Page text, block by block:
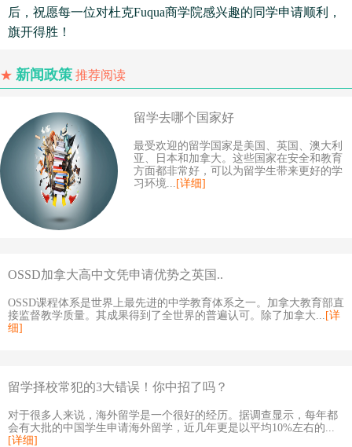
后，祝愿每一位对杜克Fuqua商学院感兴趣的同学申请顺利，
旗开得胜！
★ 新闻政策 推荐阅读
留学去哪个国家好
最受欢迎的留学国家是美国、英国、澳大利
亚、日本和加拿大。这些国家在安全和教育
方面都非常好，可以为留学生带来更好的学
习环境... [详细]
OSSD加拿大高中文凭申请优势之英国..
OSSD课程体系是世界上最先进的中学教育体系之一。加拿大教育部直
接监督教学质量。其成果得到了全世界的普遍认可。除了加拿大... [详
细]
留学择校常犯的3大错误！你中招了吗？
对于很多人来说，海外留学是一个很好的经历。据调查显示，每年都
会有大批的中国学生申请海外留学，近几年更是以平均10%左右的...
[详细]